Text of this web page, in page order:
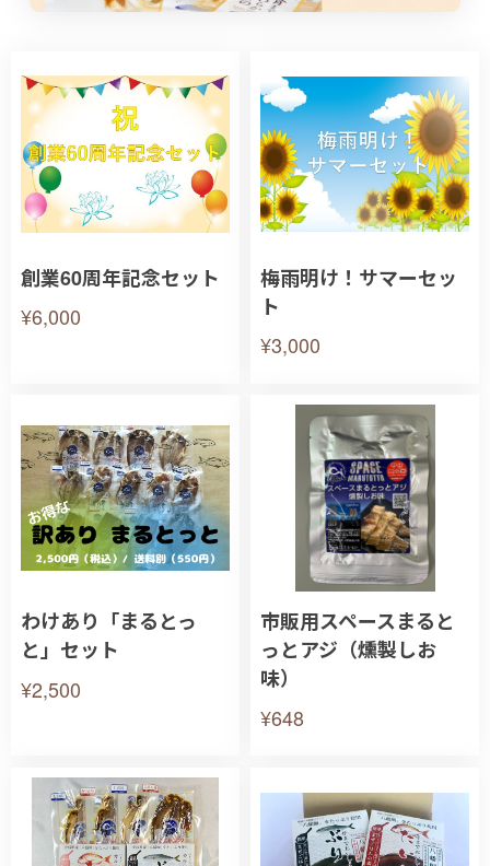
創業60周年記念セット
¥6,000
梅雨明け！サマーセッ
ト
¥3,000
わけあり「まるとっ
と」セット
¥2,500
市販用スペースまると
っとアジ（燻製しお
味）
¥648